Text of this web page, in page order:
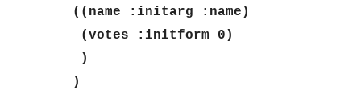
((name :initarg :name)
(votes :initform 0)
)
)